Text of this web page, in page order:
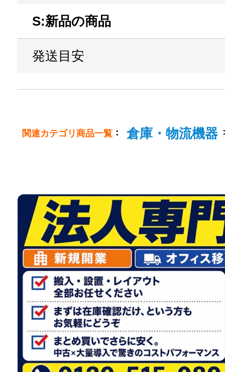
S:新品の商品
発送目安
関連カテゴリ商品一覧 ： 倉庫・物流機器